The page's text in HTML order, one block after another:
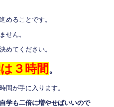
めることです。
せん。
めてください。
３時間 。
間が手に入ります。
学も二倍に増やせばいいので